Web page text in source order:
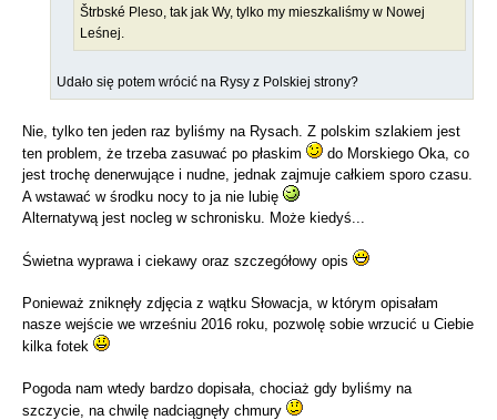
Štrbské Pleso, tak jak Wy, tylko my mieszkaliśmy w Nowej
Leśnej.
Udało się potem wrócić na Rysy z Polskiej strony?
Nie, tylko ten jeden raz byliśmy na Rysach. Z polskim szlakiem jest
ten problem, że trzeba zasuwać po płaskim
do Morskiego Oka, co
jest trochę denerwujące i nudne, jednak zajmuje całkiem sporo czasu.
A wstawać w środku nocy to ja nie lubię
Alternatywą jest nocleg w schronisku. Może kiedyś...
Świetna wyprawa i ciekawy oraz szczegółowy opis
Ponieważ zniknęły zdjęcia z wątku Słowacja, w którym opisałam
nasze wejście we wrześniu 2016 roku, pozwolę sobie wrzucić u Ciebie
kilka fotek
Pogoda nam wtedy bardzo dopisała, chociaż gdy byliśmy na
szczycie, na chwilę nadciągnęły chmury